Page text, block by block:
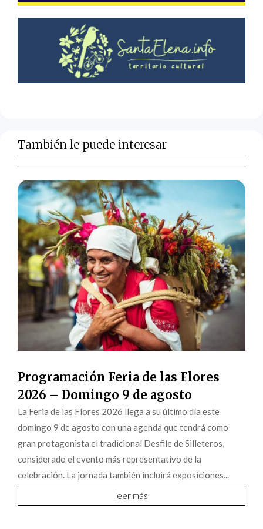
También le puede interesar
Programación Feria de las Flores
2026 – Domingo 9 de agosto
La Feria de las Flores 2026 llega a su último día este
domingo 9 de agosto con una agenda que tendrá como
gran protagonista el tradicional Desfile de Silleteros,
considerado el evento más representativo de la
celebración. La jornada también incluirá exposiciones...
leer más